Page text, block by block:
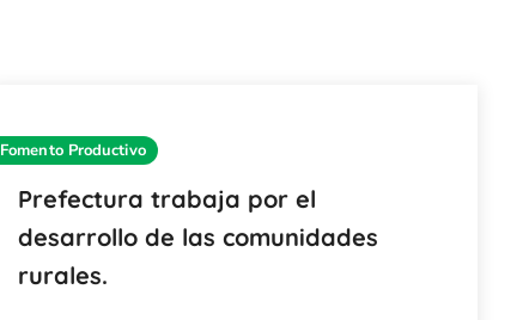
Fomento Productivo
Prefectura trabaja por el
desarrollo de las comunidades
rurales.